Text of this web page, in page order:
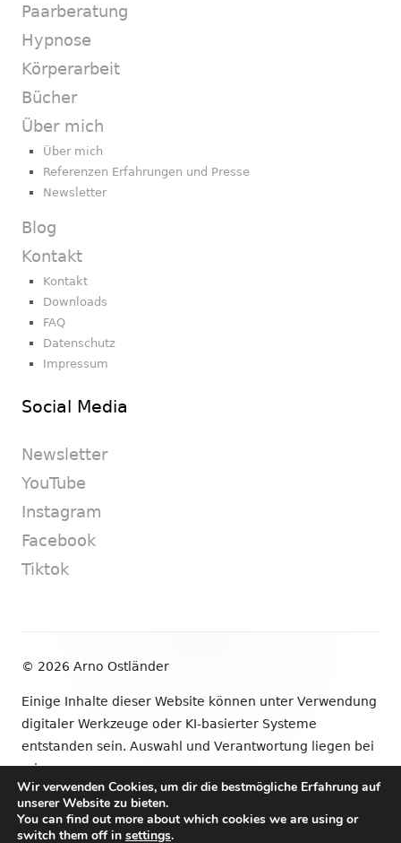
Paarberatung
Hypnose
Körperarbeit
Bücher
Über mich
Über mich
Referenzen Erfahrungen und Presse
Newsletter
Blog
Kontakt
Kontakt
Downloads
FAQ
Datenschutz
Impressum
Social Media
Newsletter
YouTube
Instagram
Facebook
Tiktok
© 2026 Arno Ostländer
Einige Inhalte dieser Website können unter Verwendung
digitaler Werkzeuge oder KI-basierter Systeme
entstanden sein. Auswahl und Verantwortung liegen bei
mir.
•VerwendetTiny Framework
Wir verwenden Cookies, um dir die bestmögliche Erfahrung auf
unserer Website zu bieten.
You can find out more about which cookies we are using or
switch them off in settings.